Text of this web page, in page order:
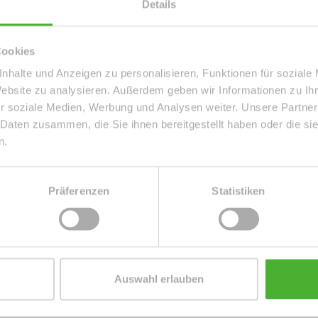
Details
und Anzeigen zu personalisieren, Funktionen für soziale
zu analysieren. Außerdem geben wir Informationen zu
soziale Medien, Werbung und Analysen weiter. Unsere
zusammen, die Sie ihnen bereitgestellt haben oder die
Präferenzen Statistiken
Auswahl erlauben
Massiv
Bodenbelag
Ausbaustufe
Schluesselfertigmitkeller
Erschließung
voll erschlossen
Heizung
Zentralheizung
Dann ist die gemütliche sowie gut geschnittene 3-
14 ein perfektes Domizil mit speziellen
sich auf der linken des Flures. Geradeaus laufen Sie auf